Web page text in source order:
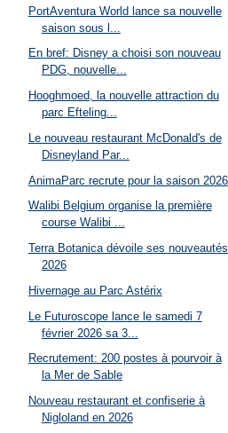
PortAventura World lance sa nouvelle
saison sous l...
En bref: Disney a choisi son nouveau
PDG, nouvelle...
Hooghmoed, la nouvelle attraction du
parc Efteling...
Le nouveau restaurant McDonald's de
Disneyland Par...
AnimaParc recrute pour la saison 2026
Walibi Belgium organise la première
course Walibi ...
Terra Botanica dévoile ses nouveautés
2026
Hivernage au Parc Astérix
Le Futuroscope lance le samedi 7
février 2026 sa 3...
Recrutement: 200 postes à pourvoir à
la Mer de Sable
Nouveau restaurant et confiserie à
Nigloland en 2026